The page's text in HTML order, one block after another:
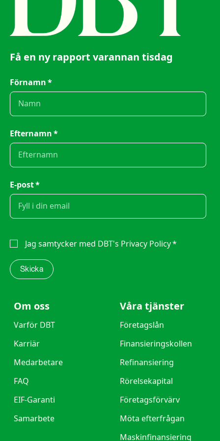
Få en ny rapport varannan tisdag
Förnamn*
Efternamn*
E-post*
Jag samtycker med DBT's Privacy Policy*
Om oss
Varför DBT
Karriär
Medarbetare
FAQ
EIF-Garanti
Samarbete
Våra tjänster
Företagslån
Finansieringskollen
Refinansiering
Rörelsekapital
Företagsförvärv
Möta efterfrågan
Maskinfinansiering